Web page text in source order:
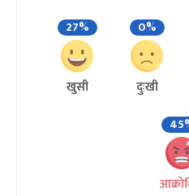
27%
खुसी
0%
दुःखी